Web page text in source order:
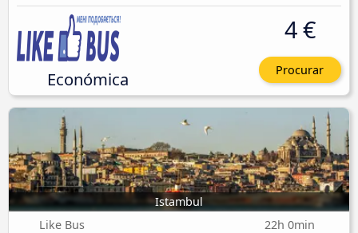
Económica
4 €
Procurar
Istambul
Like Bus
22h 0min